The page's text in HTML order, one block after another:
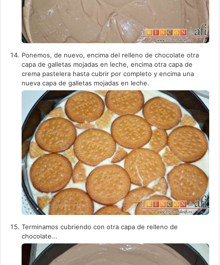
Ponemos, de nuevo, encima del relleno de chocolate otra
capa de galletas mojadas en leche, encima otra capa de
crema pastelera hasta cubrir por completo y encima una
nueva capa de galletas mojadas en leche.
Terminamos cubriendo con otra capa de relleno de
chocolate...